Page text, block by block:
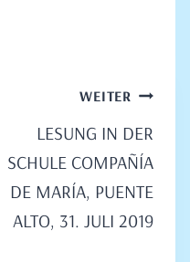
WEITER
LESUNG IN DER
SCHULE COMPAÑÍA
DE MARÍA, PUENTE
ALTO, 31. JULI 2019